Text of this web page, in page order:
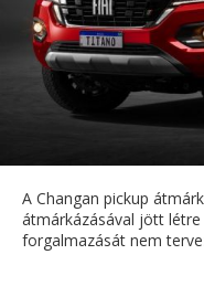
A Changan pickup
átmárkázásával jött
forgalmazását nem